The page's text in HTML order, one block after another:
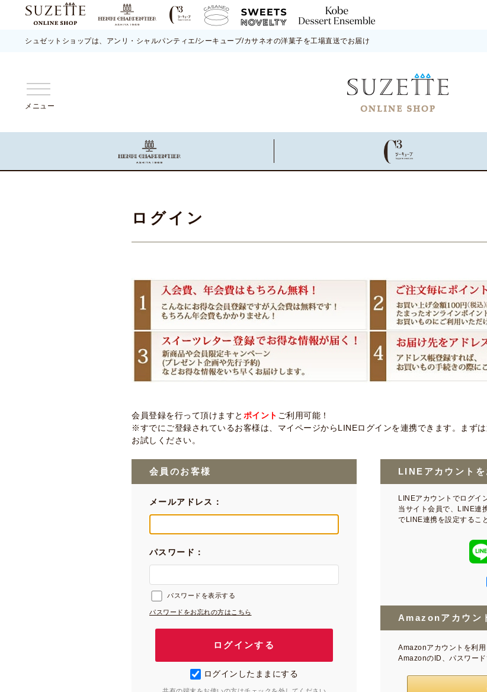
シュゼットショップは、アンリ・シャルパンティエ/シーキューブ/カサネオの洋菓子を工場直送でお届け
メニュー
ログイン
会員登録を行って頂けますと ポイント ご利用可能！
※すでにご登録されているお客様は、マイページからLINEログインを連携できます。まず
お試しください。
会員のお客様
メールアドレス：
パスワード：
パスワードを表示する
パスワードをお忘れの方はこちら
ログインしたままにする
LINEアカウントを
LINEアカウントでログイ
当サイト会員で、LINE連
でLINE連携を設定するこ
Amazonアカウン
Amazonアカウントを利用
AmazonのID、パスワード